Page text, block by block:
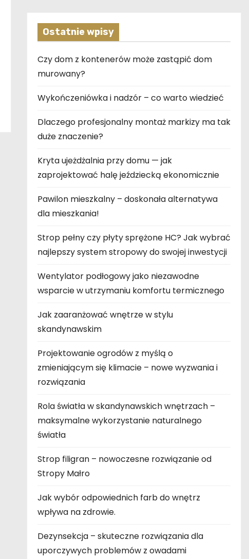
Ostatnie wpisy
Czy dom z kontenerów może zastąpić dom
murowany?
Wykończeniówka i nadzór – co warto wiedzieć
Dlaczego profesjonalny montaż markizy ma tak
duże znaczenie?
Kryta ujeżdżalnia przy domu — jak
zaprojektować halę jeździecką ekonomicznie
Pawilon mieszkalny – doskonała alternatywa
dla mieszkania!
Strop pełny czy płyty sprężone HC? Jak wybrać
najlepszy system stropowy do swojej inwestycji
Wentylator podłogowy jako niezawodne
wsparcie w utrzymaniu komfortu termicznego
Jak zaaranżować wnętrze w stylu
skandynawskim
Projektowanie ogrodów z myślą o
zmieniającym się klimacie – nowe wyzwania i
rozwiązania
Rola światła w skandynawskich wnętrzach –
maksymalne wykorzystanie naturalnego
światła
Strop filigran – nowoczesne rozwiązanie od
Stropy Małro
Jak wybór odpowiednich farb do wnętrz
wpływa na zdrowie.
Dezynsekcja – skuteczne rozwiązania dla
uporczywych problemów z owadami